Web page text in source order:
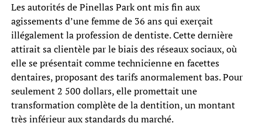
Les autorités de Pinellas Park ont mis fin aux
agissements d’une femme de 36 ans qui exerçait
illégalement la profession de dentiste. Cette dernière
attirait sa clientèle par le biais des réseaux sociaux, où
elle se présentait comme technicienne en facettes
dentaires, proposant des tarifs anormalement bas. Pour
seulement 2 500 dollars, elle promettait une
transformation complète de la dentition, un montant
très inférieur aux standards du marché.